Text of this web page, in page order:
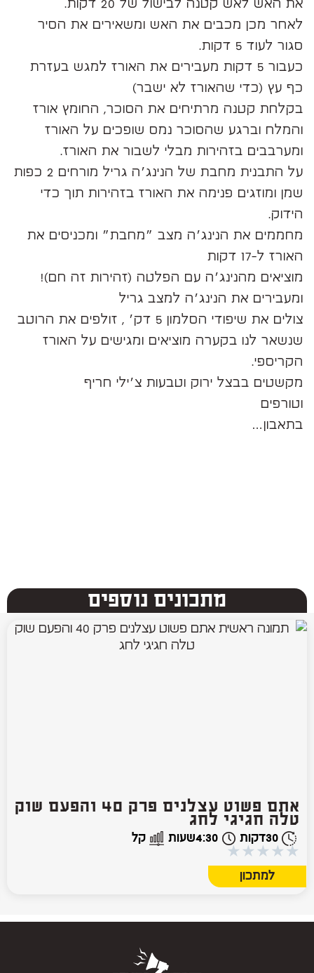
את האש לאש קטנה לבישול של 20 דקות.
לאחר מכן מכבים את האש ומשאירים את הסיר
סגור לעוד 5 דקות.
כעבור 5 דקות מעבירים את האורז למגש בעזרת
כף עץ (כדי שהאורז לא ישבר)
בקלחת קטנה מרתיחים את הסוכר, החומץ אורז
והמלח וברגע שהסוכר נמס שופכים על האורז
ומערבבים בזהירות מבלי לשבור את האורז.
על התבנית מחבת של הנינג׳ה גריל מורחים 2 כפות
שמן ומוזגים פנימה את האורז בזהירות תוך כדי
הידוק.
מחממים את הנינג׳ה מצב ״מחבת״ ומכניסים את
האורז ל-17 דקות
מוציאים מהנינג׳ה עם הפלטה (זהירות זה חם)!
ומעבירים את הנינג׳ה למצב גריל
צולים את שיפודי הסלמון 5 דק׳ , זולפים את הרוטב
שנשאר לנו בקערה מוציאים ומגישים על האורז
הקריספי.
מקשטים בבצל ירוק וטבעות צ׳ילי חריף
וטורפים
בתאבון…
מתכונים נוספים
אתם פשוט עצלנים פרק 40 והפעם שוק
טלה חגיגי לחג
30דקות 4:30שעות קל
★
★
★
★
★
למתכון